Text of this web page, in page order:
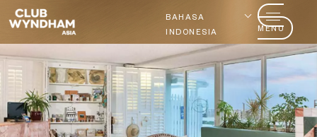
BAHASA
INDONESIA
MENU